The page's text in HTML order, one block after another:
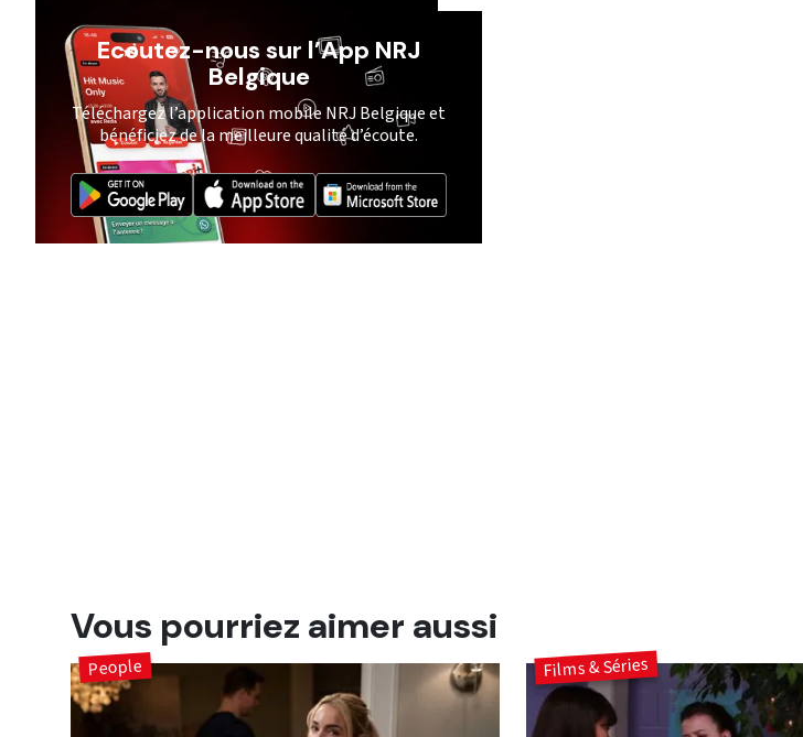
Ecoutez-nous sur l’App NRJ
Belgique
Téléchargez l’application mobile NRJ Belgique et
bénéficiez de la meilleure qualité d’écoute.
Vous pourriez aimer aussi
People Films & Séries